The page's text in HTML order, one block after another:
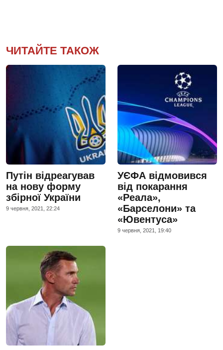
ЧИТАЙТЕ ТАКОЖ
Путін відреагував
на нову форму
збірної України
9 червня, 2021, 22:24
УЄФА відмовився
від покарання
«Реала»,
«Барселони» та
«Ювентуса»
9 червня, 2021, 19:40